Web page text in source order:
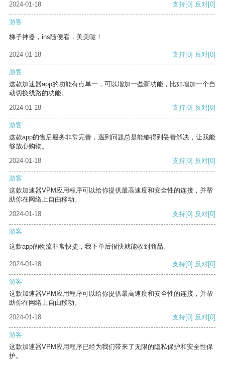
2024-01-18
支持[0] 反对[0]
游客
梯子神器，ins随便看，美美哒！
2024-01-18 支持[0] 反对[0]
游客
这款加速器app的功能有点单一，可以增加一些新功能，比如增加一个自
动切换线路的功能。
2024-01-18
支持[0] 反对[0]
游客
这款app的售后服务非常完善，遇到问题总是能够得到妥善解决，让我能
够放心购物。
2024-01-18
支持[0] 反对[0]
游客
这款加速器VPM应用程序可以给你提供最高速度和安全性的连接，并帮
助你在网络上自由移动。
2024-01-18
支持[0] 反对[0]
游客
这款app的物流非常快捷，我下单后很快就能收到商品。
2024-01-18 支持[0] 反对[0]
游客
这款加速器VPM应用程序可以给你提供最高速度和安全性的连接，并帮
助你在网络上自由移动。
2024-01-18
支持[0] 反对[0]
游客
这款加速器VPM应用程序已经为我们带来了无限的隐私保护和安全性保
护。